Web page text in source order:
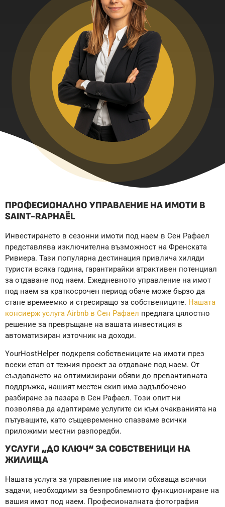
ПРОФЕСИОНАЛНО УПРАВЛЕНИЕ НА ИМОТИ В
SAINT-RAPHAËL
Инвестирането в сезонни имоти под наем в Сен Рафаел
представлява изключителна възможност на Френската
Ривиера. Тази популярна дестинация привлича хиляди
туристи всяка година, гарантирайки атрактивен потенциал
за отдаване под наем. Ежедневното управление на имот
под наем за краткосрочен период обаче може бързо да
стане времеемко и стресиращо за собствениците. Нашата
консиерж услуга Airbnb в Сен Рафаел предлага цялостно
решение за превръщане на вашата инвестиция в
автоматизиран източник на доходи.
YourHostHelper подкрепя собствениците на имоти през
всеки етап от техния проект за отдаване под наем. От
създаването на оптимизирани обяви до превантивната
поддръжка, нашият местен екип има задълбочено
разбиране за пазара в Сен Рафаел. Този опит ни
позволява да адаптираме услугите си към очакванията на
пътуващите, като същевременно спазваме всички
приложими местни разпоредби.
УСЛУГИ „ДО КЛЮЧ“ ЗА СОБСТВЕНИЦИ НА
ЖИЛИЩА
Нашата услуга за управление на имоти обхваща всички
задачи, необходими за безпроблемното функциониране на
вашия имот под наем. Професионалната фотография